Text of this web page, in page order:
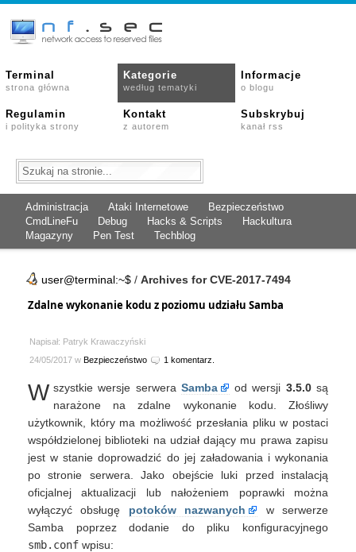
Terminal
strona główna
Kategorie
według tematyki
Informacje
o blogu
Regulamin
i polityka strony
Kontakt
z autorem
Subskrybuj
kanał rss
Administracja Ataki Internetowe
Bezpieczeństwo
CmdLineFu
Debug Hacks & Scripts
Hackultura
Magazyny
Pen Test Techblog
user@terminal:~$ / Archives for CVE-2017-7494
Zdalne wykonanie kodu z poziomu udziału Samba
Napisał: Patryk Krawaczyński
24/05/2017 w Bezpieczeństwo 1 komentarz.
W szystkie wersje serwera Samba od wersji 3.5.0są
narażone na zdalne wykonanie kodu. Złośliwy
użytkownik, który ma możliwość przesłania pliku w postaci
współdzielonej biblioteki na udział dający mu prawa zapisu
jest w stanie doprowadzić do jej załadowania i wykonania
po stronie serwera. Jako obejście luki przed instalacją
oficjalnej aktualizacji lub nałożeniem poprawki można
wyłączyć obsługę potoków nazwanych
w serwerze
Samba poprzez dodanie do pliku konfiguracyjnego
smb.conf wpisu: